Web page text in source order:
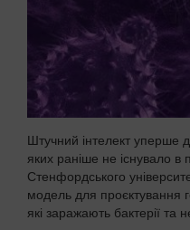
Штучний інтелект уперше
яких раніше не існувало в
Стенфордського
модель для проєктування
які заражають бактерії та